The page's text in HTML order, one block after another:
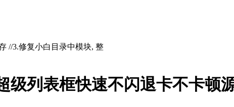
//3.修复小白目录中模块, 整
级列表框快速不闪退卡不卡顿